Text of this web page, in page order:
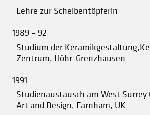
Lehre zur Scheibentöpferin
1989 – 92
Studium der
Zentrum, Höhr-Grenzhausen
1991
Studienaustausch am West Surrey
Art and Design, Farnham, UK